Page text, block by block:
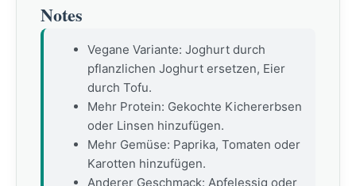
Notes
Vegane Variante: Joghurt durch
pflanzlichen Joghurt ersetzen, Eier
durch Tofu.
Mehr Protein: Gekochte Kichererbsen
oder Linsen hinzufügen.
Mehr Gemüse: Paprika, Tomaten oder
Karotten hinzufügen.
Anderer Geschmack: Apfelessig oder